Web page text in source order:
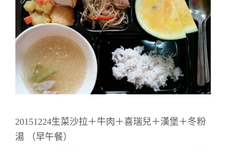
20151224生菜沙拉＋牛肉＋喜瑞兒＋漢堡＋冬粉
湯 （早午餐）